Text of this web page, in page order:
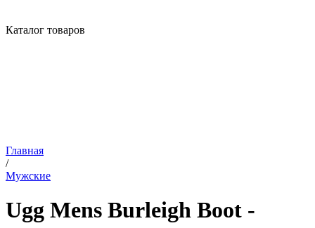
Каталог товаров
Главная
/
Мужские
Ugg Mens Burleigh Boot -